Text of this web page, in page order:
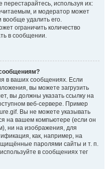
используя их:
и модератор может
удалить его.
ограничить количество
в сообщении.
в ваших сообщениях. Если
вы можете загрузить
вы должны указать ссылку на
веб-сервере. Пример
Вы не можете указывать
на вашем компьютере (если он
ни на изображения, для
как, например, на
паролями сайты и т. п.
в сообщениях тег